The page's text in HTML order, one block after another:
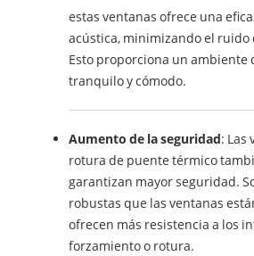
estas ventanas ofrece una
acústica, minimizando el ruido
Esto proporciona un ambiente
tranquilo y cómodo.
Aumento de la seguridad: Las
rotura de puente térmico
garantizan mayor seguridad.
robustas que las ventanas
ofrecen más resistencia a los
forzamiento o rotura.